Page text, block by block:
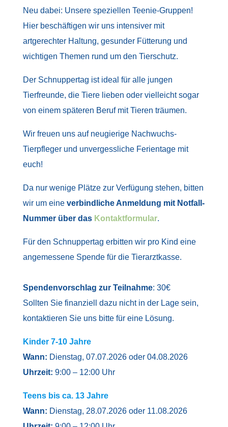
Neu dabei: Unsere speziellen Teenie-Gruppen!
Hier beschäftigen wir uns intensiver mit
artgerechter Haltung, gesunder Fütterung und
wichtigen Themen rund um den Tierschutz.
Der Schnuppertag ist ideal für alle jungen
Tierfreunde, die Tiere lieben oder vielleicht sogar
von einem späteren Beruf mit Tieren träumen.
Wir freuen uns auf neugierige Nachwuchs-
Tierpfleger und unvergessliche Ferientage mit
euch!
Da nur wenige Plätze zur Verfügung stehen, bitten
wir um eine verbindliche Anmeldung mit Notfall-
Nummer über das Kontaktformular.
Für den Schnuppertag erbitten wir pro Kind eine
angemessene Spende für die Tierarztkasse.
Spendenvorschlag zur Teilnahme: 30€
Sollten Sie finanziell dazu nicht in der Lage sein,
kontaktieren Sie uns bitte für eine Lösung.
Kinder 7-10 Jahre
Wann: Dienstag, 07.07.2026 oder 04.08.2026
Uhrzeit: 9:00 – 12:00 Uhr
Teens bis ca. 13 Jahre
Wann: Dienstag, 28.07.2026 oder 11.08.2026